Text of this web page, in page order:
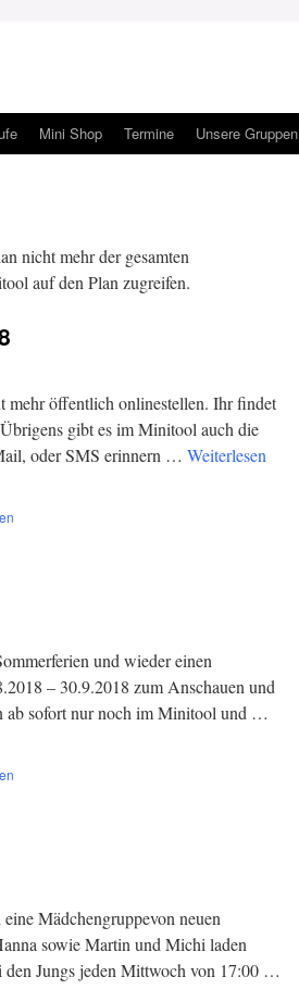
Mini Shop Termine Unsere Gruppen
nicht mehr der gesamten
auf den Plan zugreifen.
mehr öffentlich onlinestellen. Ihr findet
gibt es im Minitool auch die
oder SMS erinnern … Weiterlesen
und wieder einen
– 30.9.2018 zum Anschauen und
ab sofort nur noch im Minitool und …
Mädchengruppevon neuen
sowie Martin und Michi laden
den Jungs jeden Mittwoch von 17:00 …